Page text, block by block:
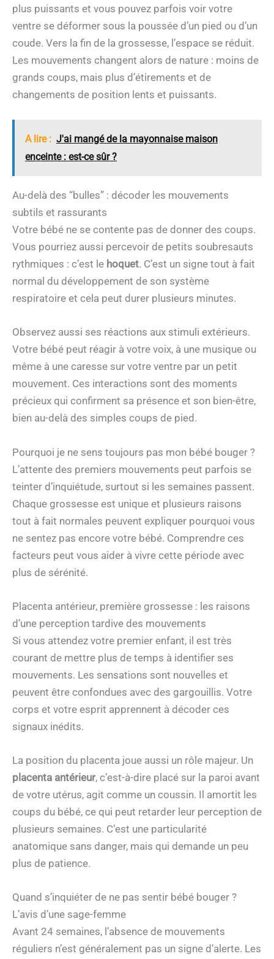
plus puissants et vous pouvez parfois voir votre
ventre se déformer sous la poussée d’un pied ou d’un
coude. Vers la fin de la grossesse, l’espace se réduit.
Les mouvements changent alors de nature : moins de
grands coups, mais plus d’étirements et de
changements de position lents et puissants.
A lire : J'ai mangé de la mayonnaise maison
enceinte : est-ce sûr ?
Au-delà des “bulles” : décoder les mouvements
subtils et rassurants
Votre bébé ne se contente pas de donner des coups.
Vous pourriez aussi percevoir de petits soubresauts
rythmiques : c’est le hoquet. C’est un signe tout à fait
normal du développement de son système
respiratoire et cela peut durer plusieurs minutes.
Observez aussi ses réactions aux stimuli extérieurs.
Votre bébé peut réagir à votre voix, à une musique ou
même à une caresse sur votre ventre par un petit
mouvement. Ces interactions sont des moments
précieux qui confirment sa présence et son bien-être,
bien au-delà des simples coups de pied.
Pourquoi je ne sens toujours pas mon bébé bouger ?
L’attente des premiers mouvements peut parfois se
teinter d’inquiétude, surtout si les semaines passent.
Chaque grossesse est unique et plusieurs raisons
tout à fait normales peuvent expliquer pourquoi vous
ne sentez pas encore votre bébé. Comprendre ces
facteurs peut vous aider à vivre cette période avec
plus de sérénité.
Placenta antérieur, première grossesse : les raisons
d’une perception tardive des mouvements
Si vous attendez votre premier enfant, il est très
courant de mettre plus de temps à identifier ses
mouvements. Les sensations sont nouvelles et
peuvent être confondues avec des gargouillis. Votre
corps et votre esprit apprennent à décoder ces
signaux inédits.
La position du placenta joue aussi un rôle majeur. Un
placenta antérieur, c’est-à-dire placé sur la paroi avant
de votre utérus, agit comme un coussin. Il amortit les
coups du bébé, ce qui peut retarder leur perception de
plusieurs semaines. C’est une particularité
anatomique sans danger, mais qui demande un peu
plus de patience.
Quand s’inquiéter de ne pas sentir bébé bouger ?
L’avis d’une sage-femme
Avant 24 semaines, l’absence de mouvements
réguliers n’est généralement pas un signe d’alerte. Les